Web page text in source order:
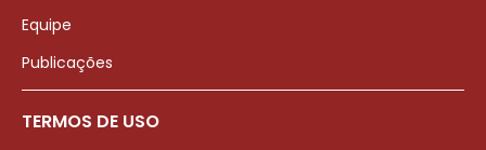
Equipe
Publicações
TERMOS DE USO